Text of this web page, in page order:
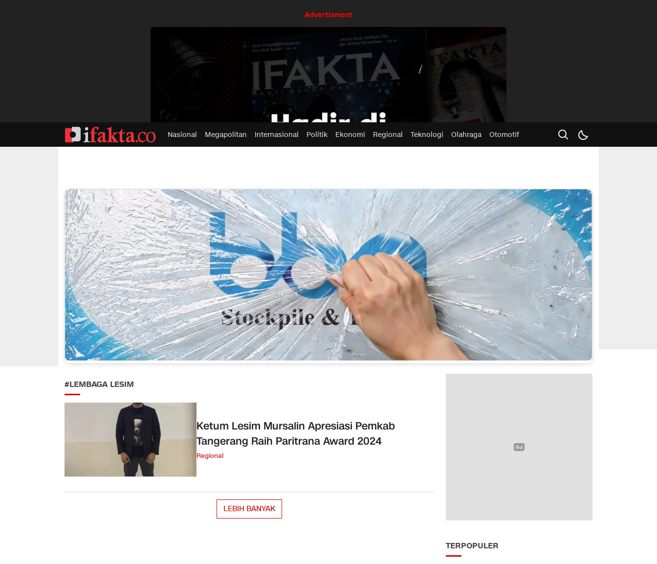
Advertisment
Nasional Megapolitan Internasional Politik Ekonomi Regional Teknologi Olahraga Otomotif
#LEMBAGA LESIM
Ketum Lesim Mursalin Apresiasi Pemkab
Tangerang Raih Paritrana Award 2024
Regional
LEBIH BANYAK
TERPOPULER